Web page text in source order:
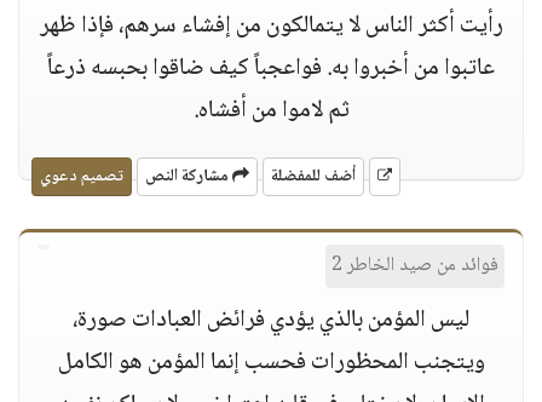
رأيت أكثر الناس لا يتمالكون من إفشاء سرهم، فإذا ظهر
عاتبوا من أخبروا به. فواعجباً كيف ضاقوا بحبسه ذرعاً
ثم لاموا من أفشاه.
أضف للمفضلة مشاركة النص تصميم دعوي
فوائد من صيد الخاطر 2
ليس المؤمن بالذي يؤدي فرائض العبادات صورة،
ويتجنب المحظورات فحسب إنما المؤمن هو الكامل